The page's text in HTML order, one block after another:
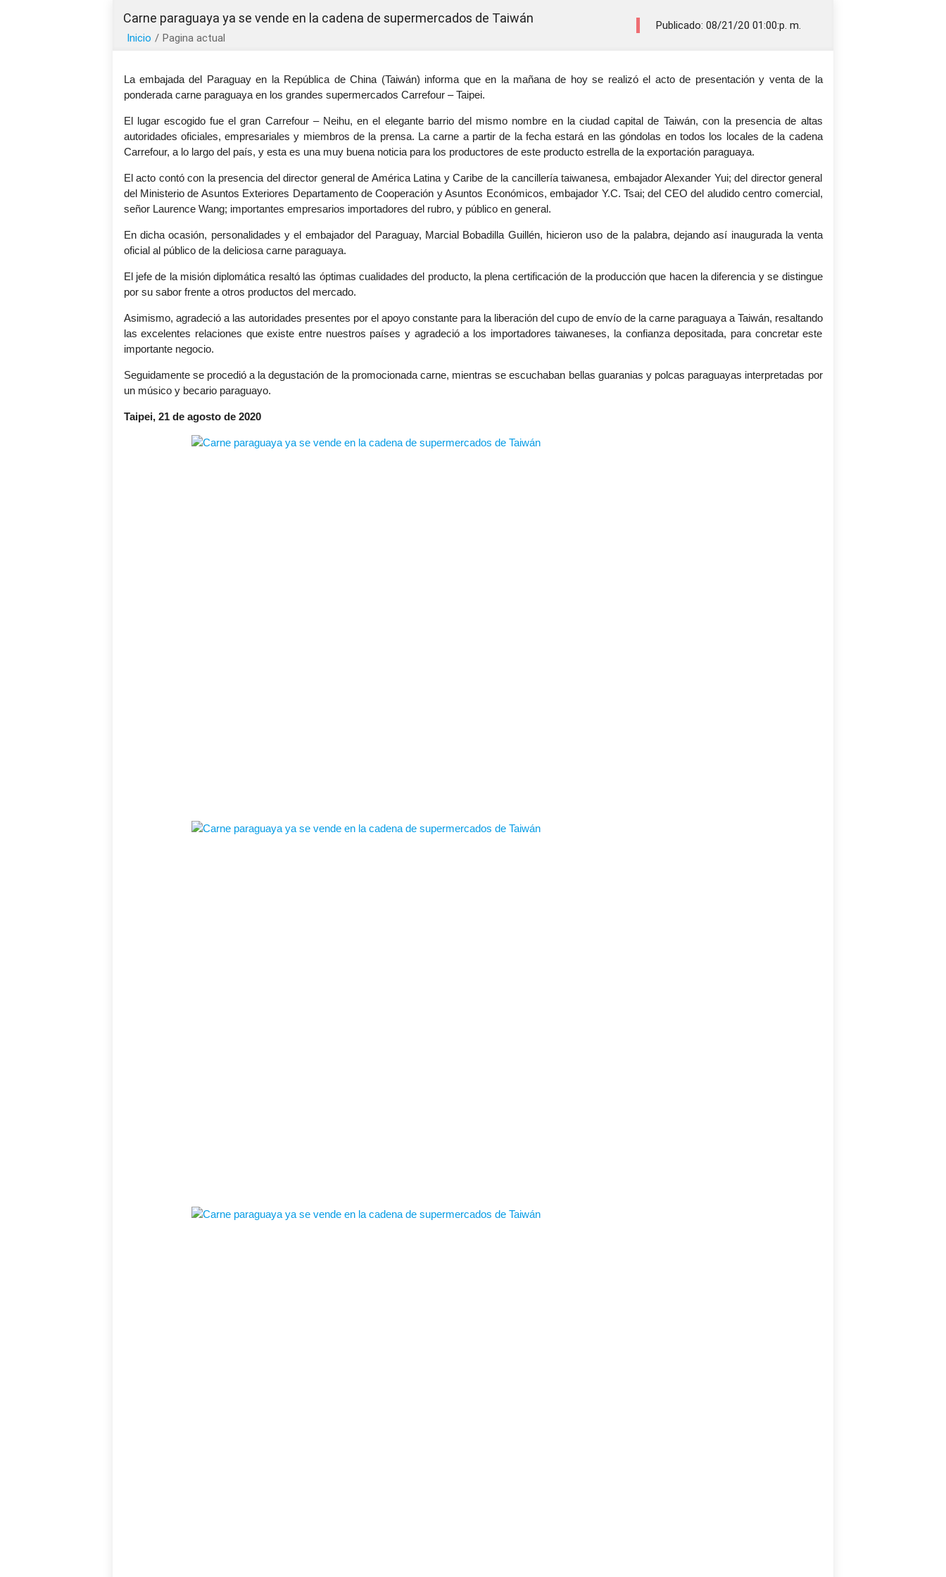
Carne paraguaya ya se vende en la cadena de supermercados de Taiwán
Inicio / Pagina actual
Publicado: 08/21/20 01:00:p. m.
La embajada del Paraguay en la República de China (Taiwán) informa que en la mañana de hoy se realizó el acto de presentación y venta de la
ponderada carne paraguaya en los grandes supermercados Carrefour – Taipei.
El lugar escogido fue el gran Carrefour – Neihu, en el elegante barrio del mismo nombre en la ciudad capital de Taiwán, con la presencia de altas
autoridades oficiales, empresariales y miembros de la prensa. La carne a partir de la fecha estará en las góndolas en todos los locales de la cadena
Carrefour, a lo largo del país, y esta es una muy buena noticia para los productores de este producto estrella de la exportación paraguaya.
El acto contó con la presencia del director general de América Latina y Caribe de la cancillería taiwanesa, embajador Alexander Yui; del director general
del Ministerio de Asuntos Exteriores Departamento de Cooperación y Asuntos Económicos, embajador Y.C. Tsai; del CEO del aludido centro comercial,
señor Laurence Wang; importantes empresarios importadores del rubro, y público en general.
En dicha ocasión, personalidades y el embajador del Paraguay, Marcial Bobadilla Guillén, hicieron uso de la palabra, dejando así inaugurada la venta
oficial al público de la deliciosa carne paraguaya.
El jefe de la misión diplomática resaltó las óptimas cualidades del producto, la plena certificación de la producción que hacen la diferencia y se distingue
por su sabor frente a otros productos del mercado.
Asimismo, agradeció a las autoridades presentes por el apoyo constante para la liberación del cupo de envío de la carne paraguaya a Taiwán, resaltando
las excelentes relaciones que existe entre nuestros países y agradeció a los importadores taiwaneses, la confianza depositada, para concretar este
importante negocio.
Seguidamente se procedió a la degustación de la promocionada carne, mientras se escuchaban bellas guaranias y polcas paraguayas interpretadas por
un músico y becario paraguayo.
Taipei, 21 de agosto de 2020